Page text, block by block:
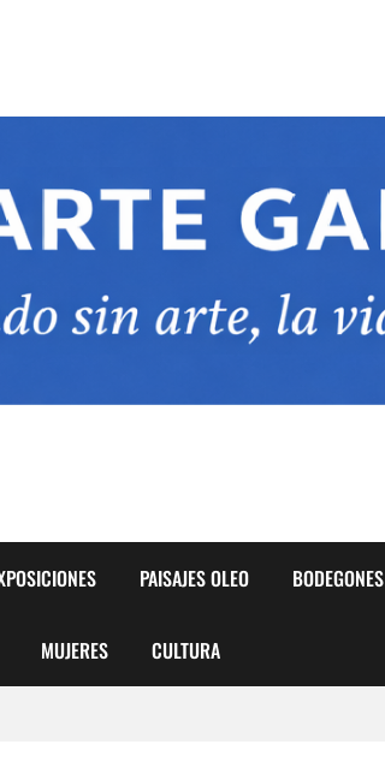
PAISAJES OLEO BODEGONES
MUJERES CULTURA